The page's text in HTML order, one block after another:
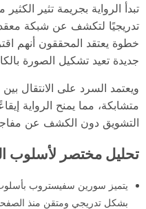
تبدأ الرواية بجريمة تثير
تدريجيًا لتكشف عن شبكة
خطوة يعتقد المحققون أنهم
جديدة تعيد تشكيل الصورة
ويعتمد السرد على الانتقال
متشابكة، مما يمنح الرواية
التشويق دون الكشف عن
تحليل مختصر لأسلوب
يتميز سورين سفيستروب
بشكل تدريجي ومتقن منذ